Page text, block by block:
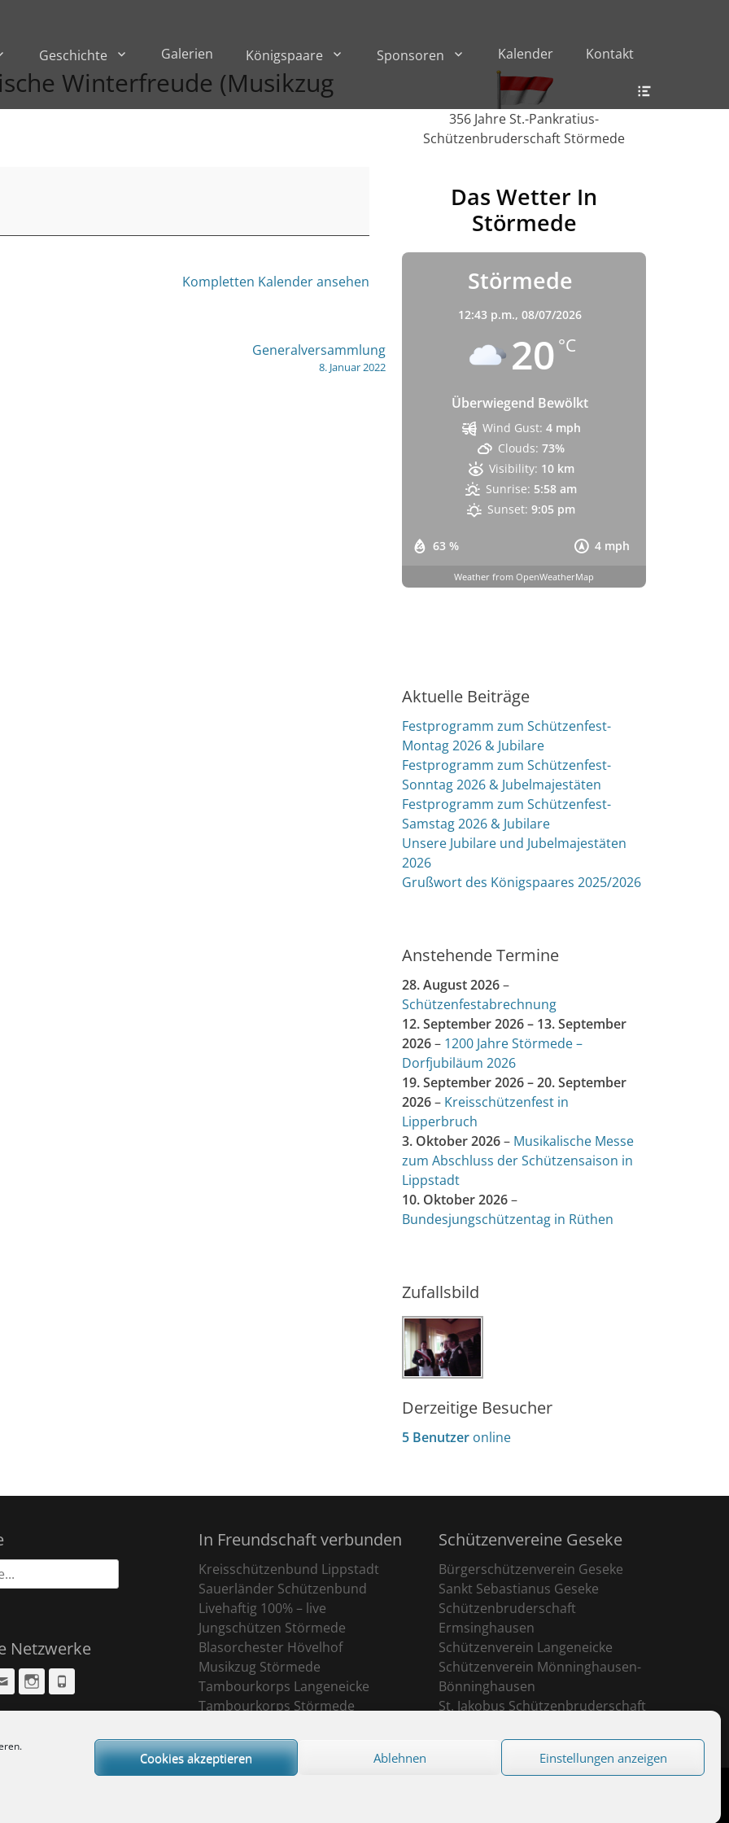
Cookies akzeptieren Ablehnen Einstellungen anzeigen
Geschichte Galerien Königspaare Sponsoren Kalender Kontakt
Winterfreude (Musikzug
Kompletten Kalender ansehen
Generalversammlung
8. Januar 2022
356 Jahre St.-Pankratius-
Schützenbruderschaft Störmede
Das Wetter In
Störmede
Störmede
12:43 p.m., 08/07/2026
20 °C
Überwiegend Bewölkt
63 % 4 mph
Wind Gust: 4 mph
Clouds: 73%
Visibility: 10 km
Sunrise: 5:58 am
Sunset: 9:05 pm
Weather from OpenWeatherMap
Aktuelle Beiträge
Festprogramm zum Schützenfest-
Montag 2026 & Jubilare
Festprogramm zum Schützenfest-
Sonntag 2026 & Jubelmajestäten
Festprogramm zum Schützenfest-
Samstag 2026 & Jubilare
Unsere Jubilare und Jubelmajestäten
2026
Grußwort des Königspaares 2025/2026
Anstehende Termine
28. August 2026–
Schützenfestabrechnung
12. September 2026– 13. September
2026– 1200 Jahre Störmede –
Dorfjubiläum 2026
19. September 2026–20. September
2026– Kreisschützenfest in
Lipperbruch
3. Oktober 2026– Musikalische Messe
zum Abschluss der Schützensaison in
Lippstadt
10. Oktober 2026–
Bundesjungschützentag in Rüthen
Zufallsbild
Derzeitige Besucher
5 Benutzer online
Netzwerke
Email Instagram
In Freundschaft verbunden
Kreisschützenbund Lippstadt
Sauerländer Schützenbund
Livehaftig 100% – live
Jungschützen Störmede
Blasorchester Hövelhof
Musikzug Störmede
Tambourkorps Langeneicke
Tambourkorps Störmede
Schützenvereine Geseke
Bürgerschützenverein Geseke
Sankt Sebastianus Geseke
Schützenbruderschaft
Ermsinghausen
Schützenverein Langeneicke
Schützenverein Mönninghausen-
Bönninghausen
St. Jakobus Schützenbruderschaft